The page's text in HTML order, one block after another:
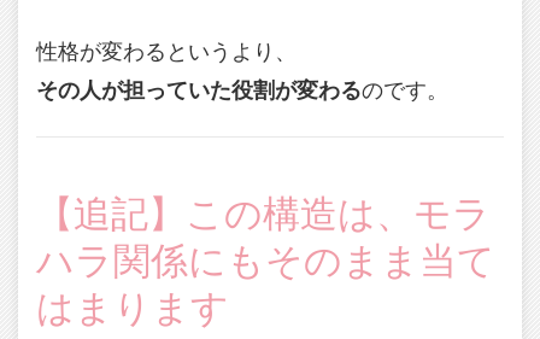
性格が変わるというより、
その人が担っていた役割が変わるのです。
【追記】この構造は、モラ
ハラ関係にもそのまま当て
はまります